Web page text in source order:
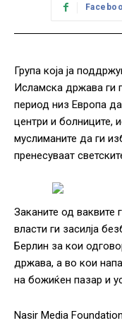
Група која ја
Исламска држава ги
период низ Европа
центри и болниците,
муслиманите да ги
пренесуваат
Заканите од ваквите
власти ги засилја
Берлин за кои
држава, а во кои
на божиќен пазар и
Nasir Media